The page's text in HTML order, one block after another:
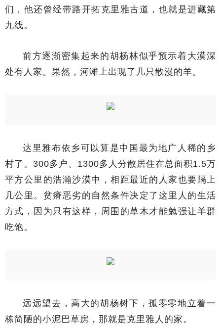
们，他还曾经带路开拓克里雅古道，也就是进藏第
九线。
前方逐渐密集起来的胡杨林似乎预示着大漠深
处有人家。果然，河滩上出现了几只散漫的羊。
达里雅布依乡可以算是中国最为地广人稀的乡
村了。300多户、1300多人分散居住在总面积1.5万
平方公里的浩瀚沙漠中，相距最近的人家也要隔上
几公里。贫瘠恶劣的自然条件决定了这里人的生活
方式，因为只有这样，周围的草木才能勉强让羊群
吃饱。
远远望去，高大的胡杨树下，孤零零地立着一
栋简陋的小泥巴草房，那就是克里雅人的家。